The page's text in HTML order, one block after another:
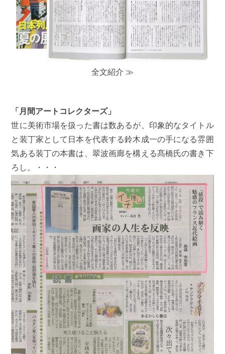
全文紹介 ≫
「月間アートコレクターズ」
世に美術市場を扱った書は数あるが、印象的なタイトル
と装丁家として日本を代表する鈴木成一の手になる雰囲
気ある装丁の本書は、翠波画廊を構える髙橋氏の書き下
ろし。・・・